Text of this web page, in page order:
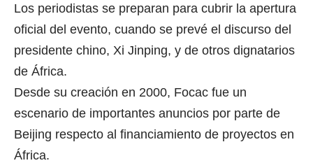
Los periodistas se preparan para cubrir la apertura
oficial del evento, cuando se prevé el discurso del
presidente chino, Xi Jinping, y de otros dignatarios
de África.
Desde su creación en 2000, Focac fue un
escenario de importantes anuncios por parte de
Beijing respecto al financiamiento de proyectos en
África.